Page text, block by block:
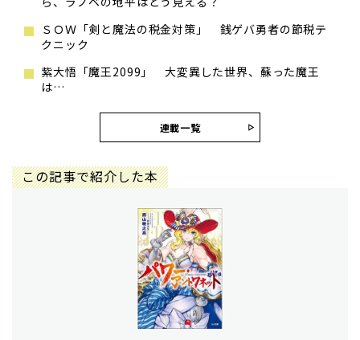
ＳＯＷ「剣と魔法の税金対策」 銭ゲバ勇者の節税テ
クニック
紫大悟「魔王2099」 大変異した世界、蘇った魔王
は…
連載一覧
この記事で紹介した本